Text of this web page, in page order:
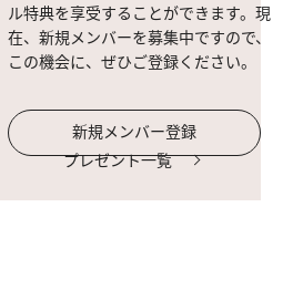
ル特典を享受することができます。現
在、新規メンバーを募集中ですので、
この機会に、ぜひご登録ください。
新規メンバー登録
プレゼント一覧